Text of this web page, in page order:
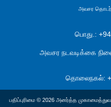
அவசர
பொது.:
அவசர நடவடிக்கை
தொலைநகல்:
பதிப்புரிமை © 2026 அனர்த்த